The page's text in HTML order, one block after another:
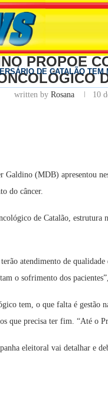
do MDB oficializa
Pesquisa aponta
Daniel Vilela escolhe
inscrições para 93
para credenciamento de
Vilela chega à convenção
celebra 167 anos com
estadual recebe
PROPÕE CONSTRUÇÃO
Catalão
PROPÕE
written by Rosana 10
Galdino (MDB) apresentou
do câncer.
de Catalão, estrutura
atendimento de qualidade
o sofrimento dos
tem, o que falta é gestão
que precisa ter fim. “Até o
eleitoral vai detalhar e